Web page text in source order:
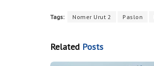
Tags: Nomer Urut 2 Paslon
Related Posts